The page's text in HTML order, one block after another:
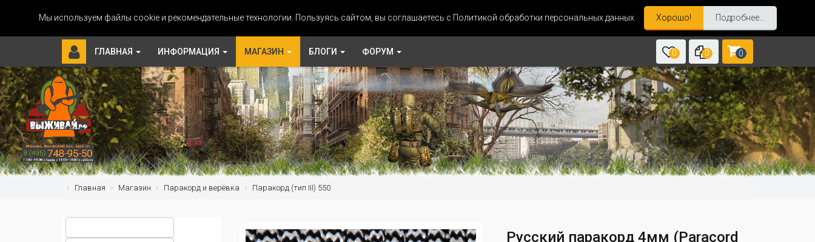
Мы используем файлы cookie и рекомендательные технологии. Пользуясь сайтом, вы соглашаетесь с Политикой обработки персональных данных. Хорошо! Подробнее...
ГЛАВНАЯ ИНФОРМАЦИЯ МАГАЗИН БЛОГИ ФОРУМ 0 0 0
Главная Магазин Паракорд и верёвка Паракорд (тип III) 550
Русский паракорд 4мм (Paracord